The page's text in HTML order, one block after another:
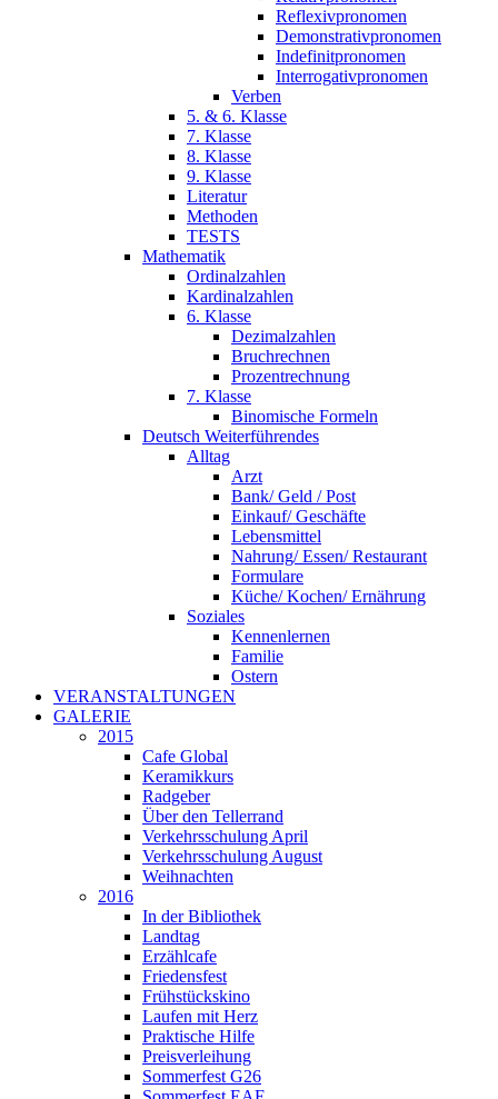
Reflexivpronomen
Demonstrativpronomen
Indefinitpronomen
Interrogativpronomen
Verben
5. & 6. Klasse
7. Klasse
8. Klasse
9. Klasse
Literatur
Methoden
TESTS
Mathematik
Ordinalzahlen
Kardinalzahlen
6. Klasse
Dezimalzahlen
Bruchrechnen
Prozentrechnung
7. Klasse
Binomische Formeln
Deutsch Weiterführendes
Alltag
Arzt
Bank/ Geld / Post
Einkauf/ Geschäfte
Lebensmittel
Nahrung/ Essen/ Restaurant
Formulare
Küche/ Kochen/ Ernährung
Soziales
Kennenlernen
Familie
Ostern
VERANSTALTUNGEN
GALERIE
2015
Cafe Global
Keramikkurs
Radgeber
Über den Tellerrand
Verkehrsschulung April
Verkehrsschulung August
Weihnachten
2016
In der Bibliothek
Landtag
Erzählcafe
Friedensfest
Frühstückskino
Laufen mit Herz
Praktische Hilfe
Preisverleihung
Sommerfest G26